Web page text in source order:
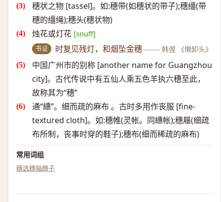
穗状之物 [tassel]。如:穗带(如穗状的带子);穗缰(带
穗的缰绳);穗头(穗状物)
烛花或灯花 [snuff]
书证 时复见残灯，和烟坠金穗 —— 韩偓 《懒卸头》
中国广州市的别称 [another name for Guangzhou
city]。古代传说中有五仙人乘五色羊执六穗至此，
故称其为“穗”
通“繐”。细而疏的麻布 。古时多用作丧服 [fine-
textured cloth]。如:穗帷(灵帐。同繐帐);穗屦(细疏
布所制，丧事时穿的鞋子);穗布(细而稀疏的麻布)
常用词组
穗选穗轴穗子